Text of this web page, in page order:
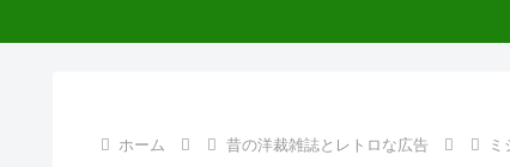
ホーム 昔の洋裁雑誌とレトロな広告 ミ